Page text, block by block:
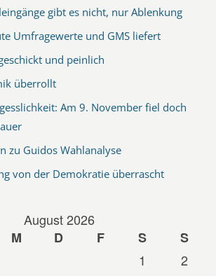
gibt es nicht, nur Ablenkung
Umfragewerte und GMS liefert
und peinlich
überrollt
Am 9. November fiel doch
zu Guidos Wahlanalyse
von der Demokratie überrascht
August 2026
M D F S
S
1
2